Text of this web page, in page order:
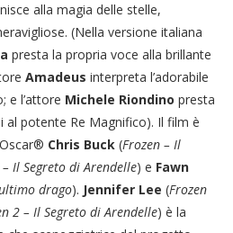
alla magia delle stelle,
(Nella versione italiana
presta la propria voce alla brillante
Amadeus interpreta l’adorabile
e l’attore Michele Riondino presta
al potente Re Magnifico). Il film è
Chris Buck (Frozen – Il
Il Segreto di Arendelle) e Fawn
drago). Jennifer Lee (Frozen
2 – Il Segreto di Arendelle) è la